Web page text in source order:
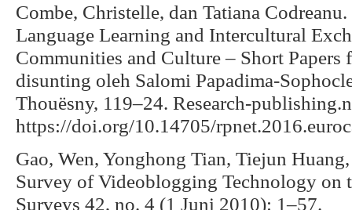
Combe, Christelle, dan Tatiana
Language Learning and Intercultural
Communities and Culture – Short
disunting oleh Salomi Papadima-
Thouësny, 119–24. Research-
https://doi.org/10.14705/
Gao, Wen, Yonghong Tian, Tiejun
Survey of Videoblogging Technology on
Surveys 42, no. 4 (1 Juni 2010): 1–57.